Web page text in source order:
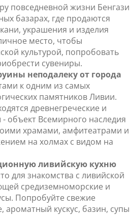
повседневной жизни Бенгази
базарах, где продаются
украшения и изделия
место, чтобы
культурой, попробовать
сувениры.
неподалеку от города
к одним из самых
памятников Ливии.
древнегреческие и
объект Всемирного наследия
храмами, амфитеатрами и
на холмах с видом на
ливийскую кухню
для знакомства с ливийской
средиземноморские и
Попробуйте свежие
ароматный кускус, базин, супы